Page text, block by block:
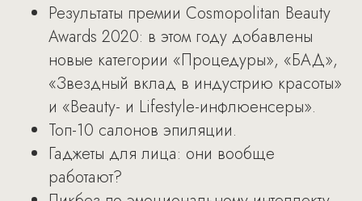
Результаты премии Cosmopolitan Beauty
Awards 2020: в этом году добавлены
новые категории «Процедуры», «БАД»,
«Звездный вклад в индустрию красоты»
и «Beauty- и Lifestyle-инфлюенсеры».
Топ-10 салонов эпиляции.
Гаджеты для лица: они вообще
работают?